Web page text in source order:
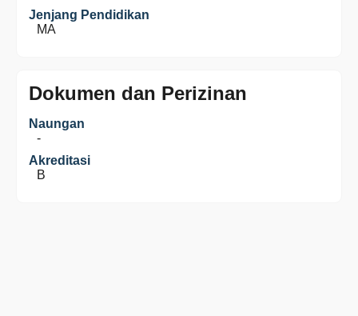
Jenjang Pendidikan
MA
Dokumen dan Perizinan
Naungan
-
Akreditasi
B